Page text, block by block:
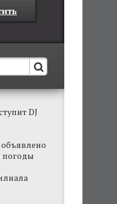
станции
и
Smash
DJ
погоды